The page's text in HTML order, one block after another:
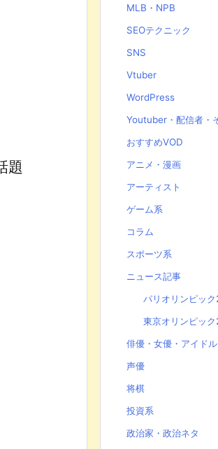
題
MLB・NPB
SEOテクニック
SNS
Vtuber
WordPress
Youtuber・配信者・
おすすめVOD
アニメ・漫画
アーティスト
ゲーム系
コラム
スポーツ系
ニュース記事
パリオリンピッ
東京オリンピッ
俳優・女優・アイドル
声優
将棋
投資系
政治家・政治ネタ